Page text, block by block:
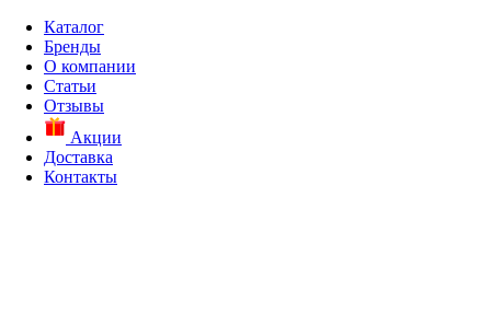
Каталог
Бренды
О компании
Статьи
Отзывы
Акции
Доставка
Контакты